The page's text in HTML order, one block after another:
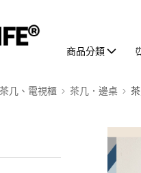
商品分類
几、電視櫃 茶几．邊桌